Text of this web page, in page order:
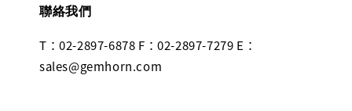
聯絡我們
T：02-2897-6878 F：02-2897-7279 E：
sales@gemhorn.com